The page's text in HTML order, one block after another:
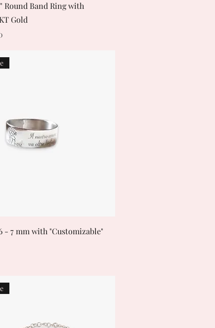
Round Band Ring with
Gold
- 7 mm with "Customizable"